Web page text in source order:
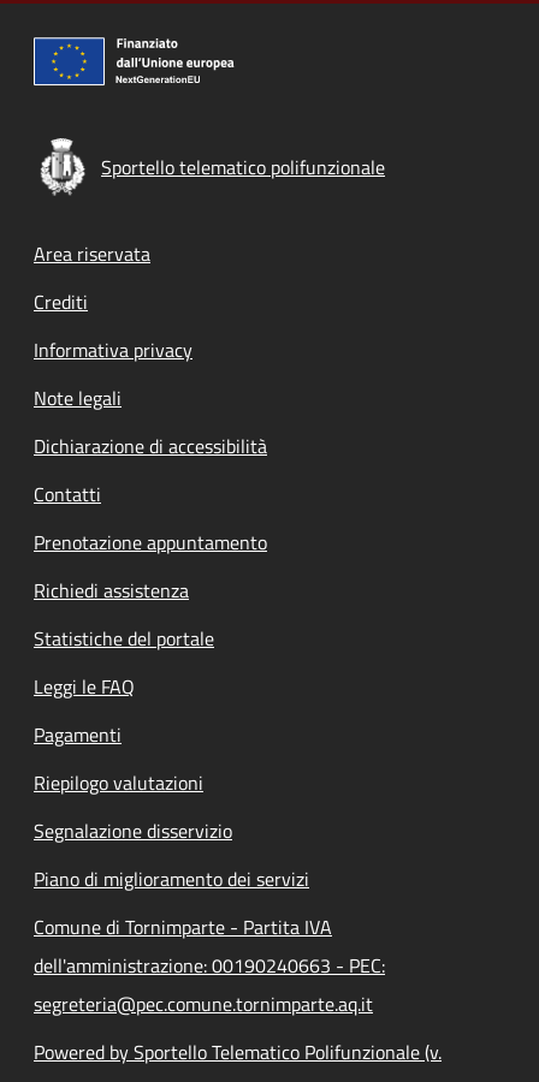
Sportello telematico polifunzionale
Footer menu
Area riservata
Crediti
Informativa privacy
Note legali
Dichiarazione di accessibilità
Contatti
Prenotazione appuntamento
Richiedi assistenza
Statistiche del portale
Leggi le FAQ
Pagamenti
Riepilogo valutazioni
Segnalazione disservizio
Piano di miglioramento dei servizi
Comune di Tornimparte - Partita IVA
dell'amministrazione: 00190240663 - PEC:
segreteria@pec.comune.tornimparte.aq.it
Powered by Sportello Telematico Polifunzionale (v.